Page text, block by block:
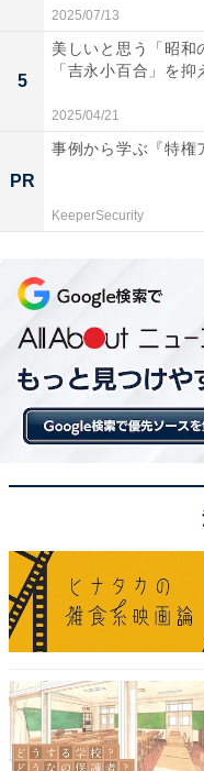
＞次ページ：2位以下
8月20日生まれの人は
2025/07/13
5
美しいと思う「昭和
「吉永小百合」を抑
2025/04/21
PR
事例から学ぶ『特権
KeeperSecurity